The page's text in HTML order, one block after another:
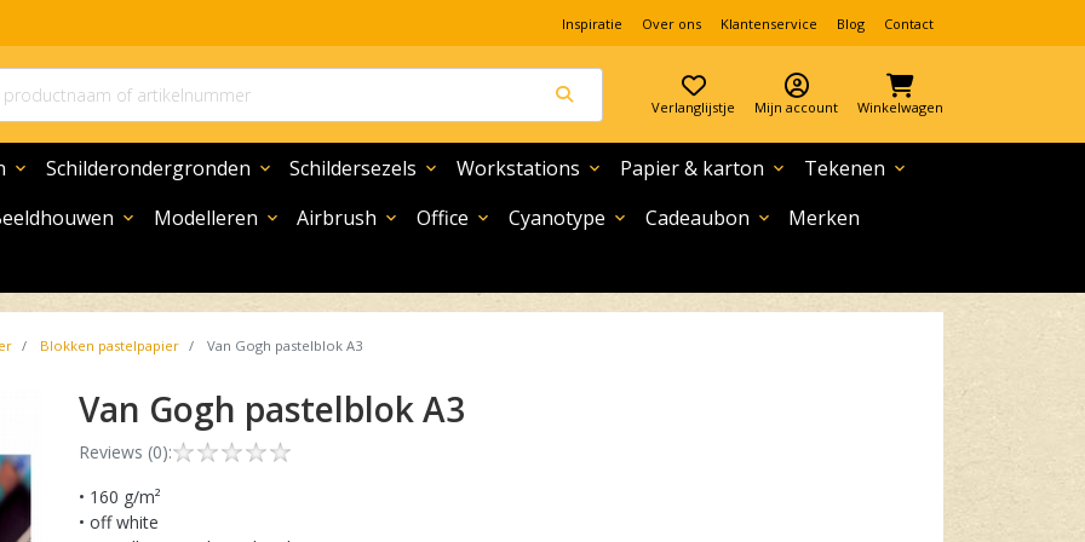
Inspiratie Over ons Klantenservice Blog Contact
Verlanglijstje Mijn account Winkelwagen
expand_more Schilderondergronden expand_more Schildersezels expand_more Workstations expand_more Papier & karton expand_more Tekenen expand_more
expand_more Modelleren expand_more Airbrush expand_more Office expand_more Cyanotype expand_more Cadeaubon expand_more
Merken
Blokken pastelpapier Van Gogh pastelblok A3
Van Gogh pastelblok A3
Reviews (0):
• 160 g/m²
• off white